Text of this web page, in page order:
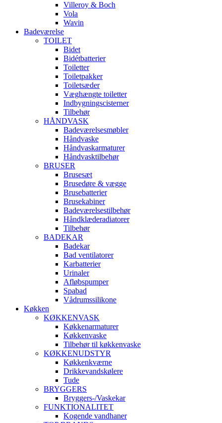
Villeroy & Boch
Vola
Wavin
Badeværelse
TOILET
Bidet
Bidétbatterier
Toiletter
Toiletpakker
Toiletsæder
Væghængte toiletter
Indbygningscisterner
Tilbehør
HÅNDVASK
Badeværelsesmøbler
Håndvaske
Håndvaskarmaturer
Håndvasktilbehør
BRUSER
Brusesæt
Brusedøre & vægge
Brusebatterier
Brusekabiner
Badeværelsestilbehør
Håndklæderadiatorer
Tilbehør
BADEKAR
Badekar
Bad ventilatorer
Karbatterier
Urinaler
Afløbspumper
Spabad
Vådrumssilikone
Køkken
KØKKENVASK
Køkkenarmaturer
Køkkenvaske
Tilbehør til køkkenvaske
KØKKENUDSTYR
Køkkenkværne
Drikkevandskølere
Tude
BRYGGERS
Bryggers-/Vaskekar
FUNKTIONALITET
Kogende vandhaner